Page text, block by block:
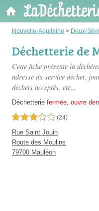
Nouvelle-Aquitaine > Deux-
Déchetterie de
Cette fiche présente la
adresse du service déchet,
déchets acceptés, etc...
Déchetterie fermée, ouvre
3,0 étoiles sur 5 (24)
Rue Saint Jouin
Route des Moulins
79700 Mauléon